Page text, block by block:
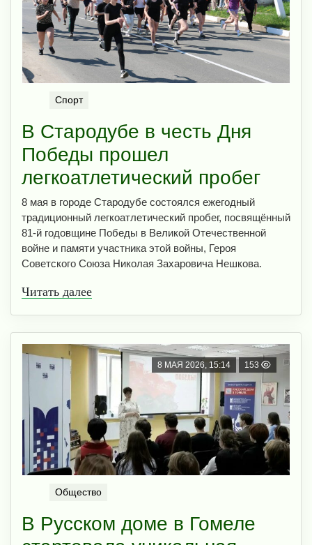
Спорт
В Стародубе в честь Дня
Победы прошел
легкоатлетический пробег
8 мая в городе Стародубе состоялся ежегодный
традиционный легкоатлетический пробег, посвящённый
81-й годовщине Победы в Великой Отечественной
войне и памяти участника этой войны, Героя
Советского Союза Николая Захаровича Нешкова.
Читать далее
8 МАЯ 2026, 15:14 153
Общество
В Русском доме в Гомеле